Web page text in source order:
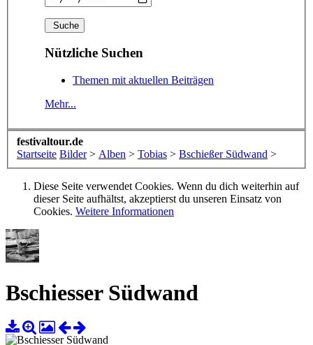
Nützliche Suchen
Themen mit aktuellen Beiträgen
Mehr...
festivaltour.de
Startseite Bilder > Alben > Tobias > Bschießer Südwand >
Diese Seite verwendet Cookies. Wenn du dich weiterhin auf
dieser Seite aufhältst, akzeptierst du unseren Einsatz von
Cookies. Weitere Informationen
Bschiesser Südwand